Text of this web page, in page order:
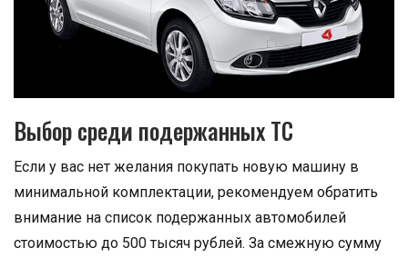
Выбор среди подержанных ТС
Если у вас нет желания покупать новую машину в
минимальной комплектации, рекомендуем обратить
внимание на список подержанных автомобилей
стоимостью до 500 тысяч рублей. За смежную сумму